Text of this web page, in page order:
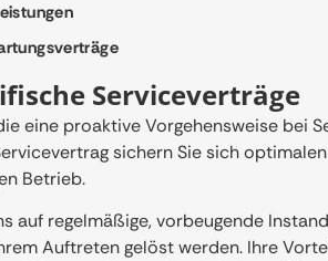
Serviceverträge
eine proaktive Vorgehensweise bei
sichern Sie sich
Betrieb.
auf regelmäßige, vorbeugende
Auftreten gelöst werden. Ihre